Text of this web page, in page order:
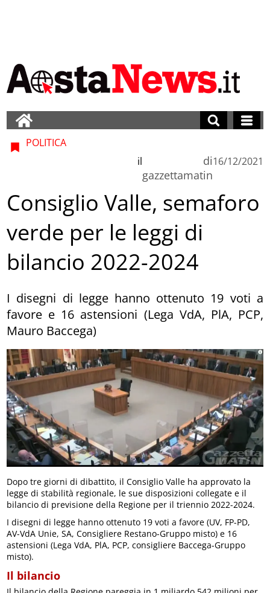
POLITICA
di
gazzettamatin
il 16/12/2021
Consiglio Valle, semaforo
verde per le leggi di
bilancio 2022-2024
I disegni di legge hanno ottenuto 19 voti a
favore e 16 astensioni (Lega VdA, PlA, PCP,
Mauro Baccega)
Dopo tre giorni di dibattito, il Consiglio Valle ha approvato la
legge di stabilità regionale, le sue disposizioni collegate e il
bilancio di previsione della Regione per il triennio 2022-2024.
I disegni di legge hanno ottenuto 19 voti a favore (UV, FP-PD,
AV-VdA Unie, SA, Consigliere Restano-Gruppo misto) e 16
astensioni (Lega VdA, PlA, PCP, consigliere Baccega-Gruppo
misto).
Il bilancio